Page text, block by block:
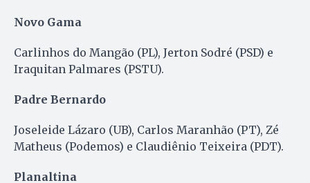
Novo Gama
Carlinhos do Mangão (PL), Jerton Sodré (PSD) e
Iraquitan Palmares (PSTU).
Padre Bernardo
Joseleide Lázaro (UB), Carlos Maranhão (PT), Zé
Matheus (Podemos) e Claudiênio Teixeira (PDT).
Planaltina